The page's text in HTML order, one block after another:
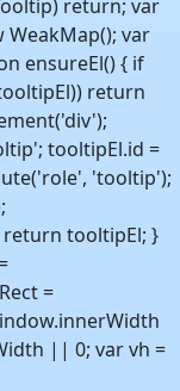
return; var
var
ensureEl() { if
return
tooltipEl.id =
'tooltip');
tooltipEl; }
=
|| 0; var vh =